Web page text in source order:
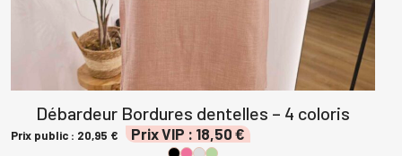
Débardeur Bordures dentelles – 4 coloris
Prix public : 20,95 € Prix VIP : 18,50 €